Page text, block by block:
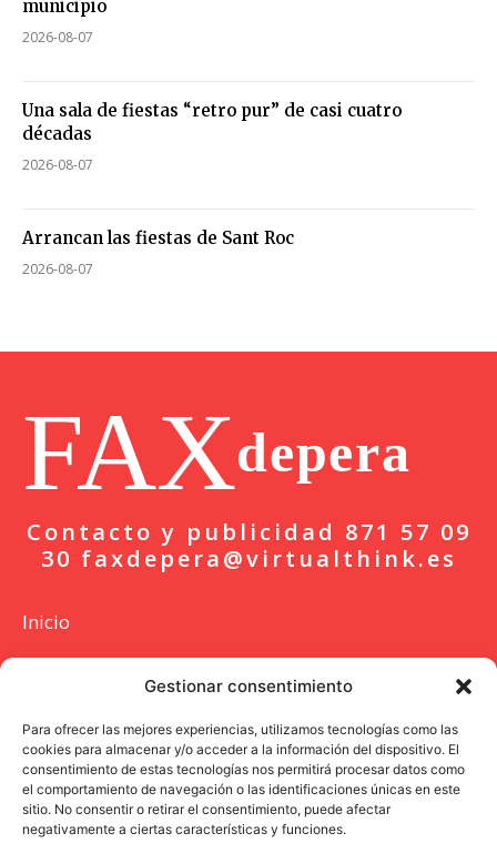
Gestionar consentimiento
Para ofrecer las mejores experiencias, utilizamos tecnologías como las
cookies para almacenar y/o acceder a la información del dispositivo. El
consentimiento de estas tecnologías nos permitirá procesar datos como
el comportamiento de navegación o las identificaciones únicas en este
sitio. No consentir o retirar el consentimiento, puede afectar
negativamente a ciertas características y funciones.
municipio
2026-08-07
Una sala de fiestas “retro pur” de casi cuatro
décadas
2026-08-07
Arrancan las fiestas de Sant Roc
2026-08-07
FAXdepera
Contacto y publicidad 871 57 09
30 faxdepera@virtualthink.es
Inicio
Actualidad
Colaboración
Entrevista
Opinión